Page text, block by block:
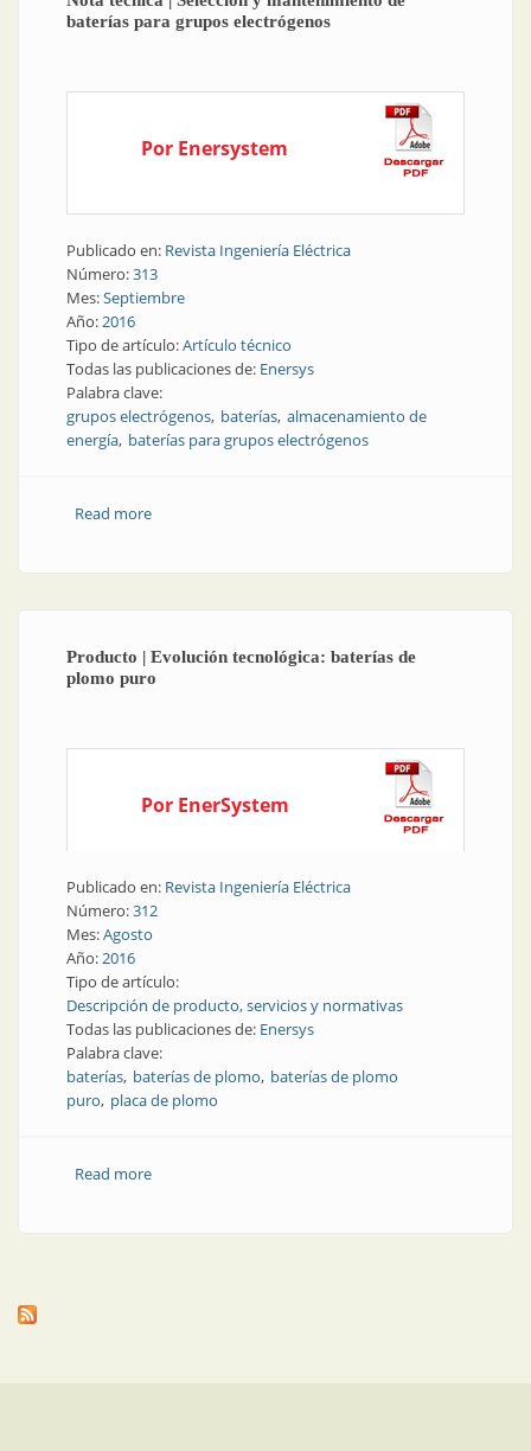
baterías para grupos electrógenos
Por Enersystem
Publicado en: Revista Ingeniería Eléctrica
Número:313
Mes:Septiembre
Año:2016
Tipo de artículo:Artículo técnico
Todas las publicaciones de: Enersys
Palabra clave:
grupos electrógenos baterías almacenamiento de
energía baterías para grupos electrógenos
Read moreabout Nota técnica | Selección y mantenimiento de
Producto | Evolución tecnológica: baterías de
plomo puro
Por EnerSystem
Publicado en: Revista Ingeniería Eléctrica
Número:312
Mes:Agosto
Año:2016
Tipo de artículo:
Descripción de producto, servicios y normativas
Todas las publicaciones de: Enersys
Palabra clave:
baterías baterías de plomo baterías de plomo
puro placa de plomo
Read moreabout Producto | Evolución tecnológica: baterías de